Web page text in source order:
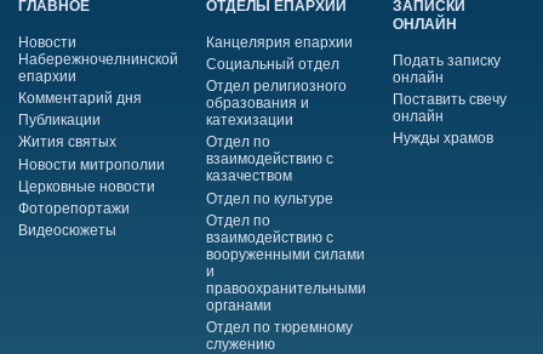
ГЛАВНОЕ
Новости
Набережночелнинской
епархии
Комментарий дня
Публикации
Жития святых
Новости митрополии
Церковные новости
Фоторепортажи
Видеосюжеты
ОТДЕЛЫ ЕПАРХИИ
Канцелярия епархии
Социальный отдел
Отдел религиозного
образования и
катехизации
Отдел по
взаимодействию с
казачеством
Отдел по культуре
Отдел по
взаимодействию с
вооруженными силами
и
правоохранительными
органами
Отдел по тюремному
служению
ЗАПИСКИ
ОНЛАЙН
Подать записку
онлайн
Поставить свечу
онлайн
Нужды храмов